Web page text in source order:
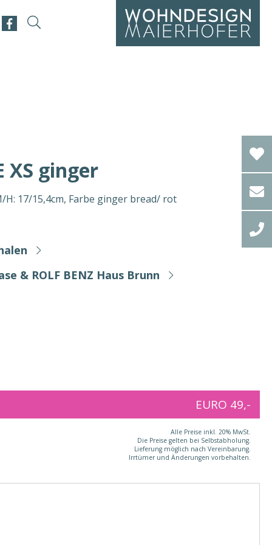
XS ginger
H: 17/15,4cm, Farbe ginger bread/ rot
& ROLF BENZ Haus Brunn
EURO 49,-
Alle Preise inkl. 20% MwSt.
Die Preise gelten bei Selbstabholung.
Lieferung möglich nach Vereinbarung.
Irrtümer und Änderungen vorbehalten.